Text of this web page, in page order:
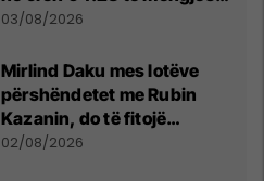
- dhe bota digjitale serbe
03/08/2026
Mirlind Daku mes lotëve
përshëndetet me Rubin
Kazanin, do të fitojë
miliona te Spartak Moska
02/08/2026